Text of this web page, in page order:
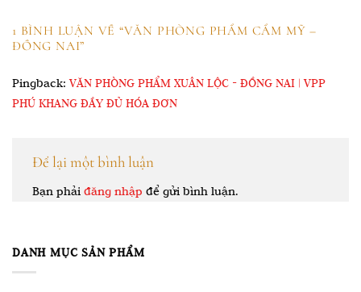
DANH MỤC SẢN PHẨM
1 BÌNH LUẬN VỀ “VĂN PHÒNG PHẨM CẨM MỸ –
ĐỒNG NAI”
Pingback:VĂN PHÒNG PHẨM XUÂN LỘC - ĐỒNG NAI | VPP
PHÚ KHANG ĐẦY ĐỦ HÓA ĐƠN
Để lại một bình luận
Bạn phải đăng nhập để gửi bình luận.